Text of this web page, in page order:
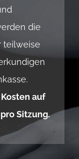
die
teilweise
auf
Sitzung.